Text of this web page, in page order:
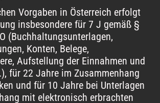
Vorgaben in Österreich erfolgt
insbesondere für 7 J gemäß §
(Buchhaltungsunterlagen,
Konten, Belege,
Aufstellung der Einnahmen und
für 22 Jahre im Zusammenhang
und für 10 Jahre bei Unterlagen
mit elektronisch erbrachten